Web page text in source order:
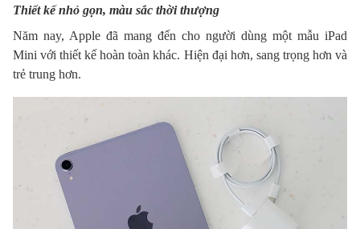
Thiết kế nhỏ gọn, màu sắc thời thượng
Năm nay, Apple đã mang đến cho người dùng một mẫu iPad
Mini với thiết kế hoàn toàn khác. Hiện đại hơn, sang trọng hơn và
trẻ trung hơn.